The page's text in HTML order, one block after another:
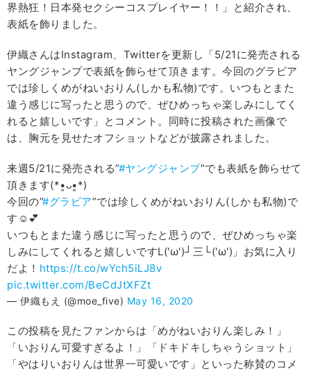
界熱狂！日本発セクシーコスプレイヤー！！」と紹介され、
表紙を飾りました。
伊織さんはInstagram、Twitterを更新し「5/21に発売される
ヤングジャンプで表紙を飾らせて頂きます。今回のグラビア
では珍しくめがねいおりん(しかも私物)です。いつもとまた
違う感じに写ったと思うので、ぜひめっちゃ楽しみにしてく
れると嬉しいです」とコメント。同時に投稿された画像で
は、胸元を見せたオフショットなどが披露されました。
来週5/21に発売される”#ヤングジャンプ”でも表紙を飾らせて
頂きます(*•͈ᴗ•͈*)
今回の”#グラビア”では珍しくめがねいおりん(しかも私物)で
す☺️💕
いつもとまた違う感じに写ったと思うので、ぜひめっちゃ楽
しみにしてくれると嬉しいですL('ω')┘三└('ω')」お気に入り
だよ！ https://t.co/wYch5iLJ8v
pic.twitter.com/BeCdJtXFZt
— 伊織もえ (@moe_five) May 16, 2020
この投稿を見たファンからは「めがねいおりん楽しみ！」
「いおりん可愛すぎるよ！」「ドキドキしちゃうショット」
「やはりいおりんは世界一可愛いです」といった称賛のコメ